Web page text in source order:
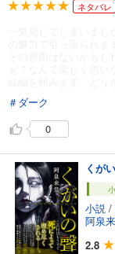
ネタバレ
＃ダーク
0
くが
小説 /
阿泉
2.8